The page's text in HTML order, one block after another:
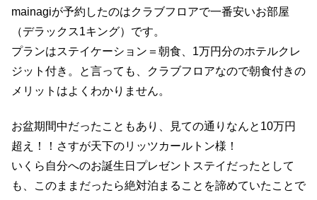
mainagiが予約したのはクラブフロアで一番安いお部屋
（デラックス1キング）です。
プランはステイケーション＝朝食、1万円分のホテルクレ
ジット付き。と言っても、クラブフロアなので朝食付きの
メリットはよくわかりません。
お盆期間中だったこともあり、見ての通りなんと10万円
超え！！さすが天下のリッツカールトン様！
いくら自分へのお誕生日プレゼントステイだったとして
も、このままだったら絶対泊まることを諦めていたことで